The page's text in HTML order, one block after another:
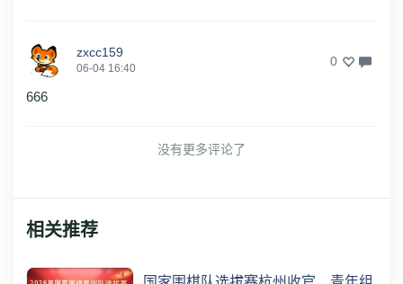
zxcc159
06-04 16:40 0
666
没有更多评论了
相关推荐